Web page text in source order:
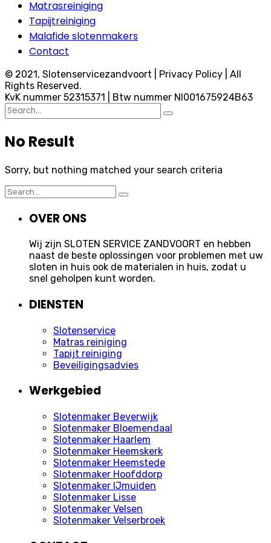
Matrasreiniging
Tapijtreiniging
Malafide slotenmakers
Contact
© 2021, Slotenservicezandvoort | Privacy Policy | All
Rights Reserved.
KvK nummer 52315371 | Btw nummer Nl001675924B63
Search
for:
No Result
Sorry, but nothing matched your search criteria
Search
for:
OVER ONS
Wij zijn SLOTEN SERVICE ZANDVOORT en hebben
naast de beste oplossingen voor problemen met uw
sloten in huis ook de materialen in huis, zodat u
snel geholpen kunt worden.
DIENSTEN
Slotenservice
Matras reiniging
Tapijt reiniging
Beveiligingsadvies
Werkgebied
Slotenmaker Beverwijk
Slotenmaker Bloemendaal
Slotenmaker Haarlem
Slotenmaker Heemskerk
Slotenmaker Heemstede
Slotenmaker Hoofddorp
Slotenmaker IJmuiden
Slotenmaker Lisse
Slotenmaker Velsen
Slotenmaker Velserbroek